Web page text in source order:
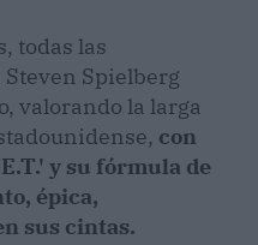
todas las
Spielberg
valorando la larga
con
y su fórmula de
épica,
sus cintas.